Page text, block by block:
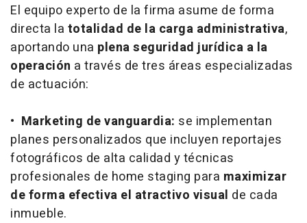
El equipo experto de la firma asume de forma
directa la totalidad de la carga administrativa,
aportando una plena seguridad jurídica a la
operación a través de tres áreas especializadas
de actuación:
• Marketing de vanguardia: se implementan
planes personalizados que incluyen reportajes
fotográficos de alta calidad y técnicas
profesionales de home staging para maximizar
de forma efectiva el atractivo visual de cada
inmueble.